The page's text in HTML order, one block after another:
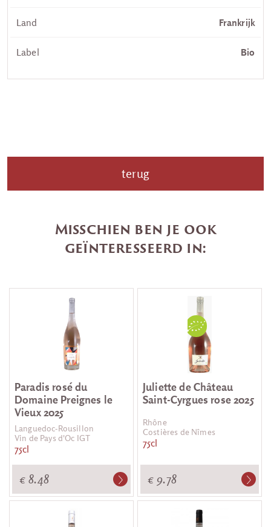
Land Frankrijk
Label Bio
terug
Misschien ben je ook
geïnteresseerd in:
Paradis rosé du
Domaine Preignes le
Vieux 2025
Languedoc-Rousillon
Vin de Pays d'Oc IGT
75cl
€ 8.48
Juliette de Château
Saint-Cyrgues rose 2025
Rhône
Costières de Nîmes
75cl
€ 9.78